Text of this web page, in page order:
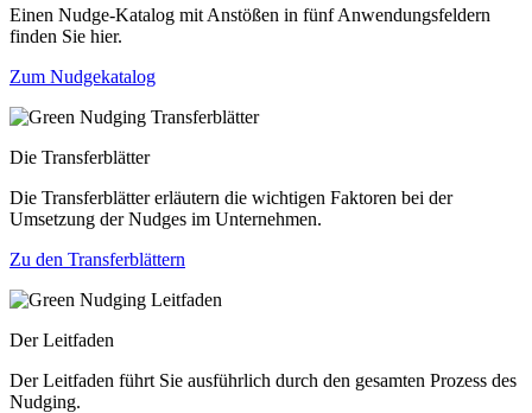
Einen Nudge-Katalog mit Anstößen in fünf Anwendungsfeldern
finden Sie hier.
Zum Nudgekatalog
Die Transferblätter
Die Transferblätter erläutern die wichtigen Faktoren bei der
Umsetzung der Nudges im Unternehmen.
Zu den Transferblättern
Der Leitfaden
Der Leitfaden führt Sie ausführlich durch den gesamten Prozess des
Nudging.